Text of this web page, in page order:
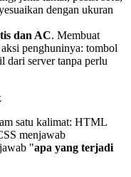
dengan ukuran
dan AC. Membuat
penghuninya: tombol
server tanpa perlu
satu kalimat: HTML
menjawab
"apa yang terjadi